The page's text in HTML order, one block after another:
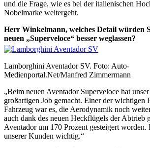
und die Frage, wie es bei der italienischen
Nobelmarke weitergeht.
Herr Winkelmann, welches Detail würden
neuen „Superveloce“ besser weglassen?
Lamborghini Aventador SV. Foto: Auto-
Medienportal.Net/Manfred Zimmermann
„Beim neuen Aventador Superveloce hat
großartigen Job gemacht. Einer der wichtigen
Fahrzeug war es, die Aerodynamik noch
auch dank des neuen Heckflügels der Abtrieb
Aventador um 170 Prozent gesteigert worden.
unserer Kunden wichtig.“